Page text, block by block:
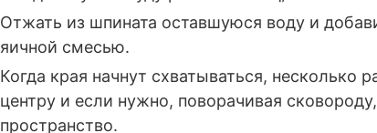
Отжать из шпината оставшуюся воду и
яичной смесью.
Когда края начнут схватываться, несколько
центру и если нужно, поворачивая
пространство.